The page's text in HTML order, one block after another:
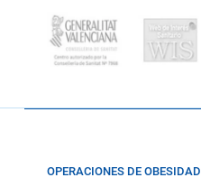
OPERACIONES DE OBESIDAD